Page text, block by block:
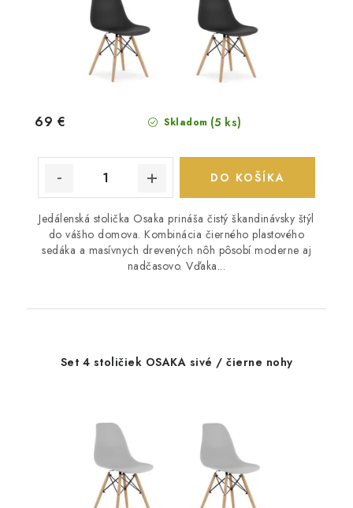
Skladom (5 ks)
69 €
DO KOŠÍKA
Jedálenská stolička Osaka prináša čistý škandinávsky štýl
do vášho domova. Kombinácia čierného plastového
sedáka a masívnych drevených nôh pôsobí moderne aj
nadčasovo. Vďaka...
Set 4 stoličiek OSAKA sivé / čierne nohy